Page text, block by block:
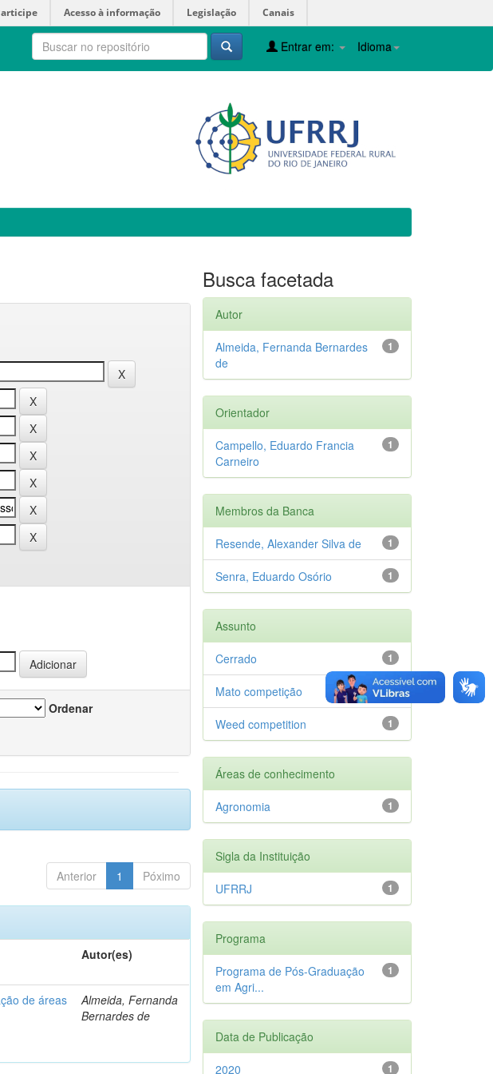
Acesso à informação Legislação Canais
Idioma
Entrar em:
Ordenar
Anterior 1 Póximo
Autor(es)
de áreas
Almeida, Fernanda
Bernardes de
Busca facetada
Autor
1
Almeida, Fernanda Bernardes
de
Orientador
1
Campello, Eduardo Francia
Carneiro
Membros da Banca
1
Resende, Alexander Silva de
1
Senra, Eduardo Osório
Assunto
1
Cerrado
1
Mato competição
1
Weed competition
Áreas de conhecimento
1
Agronomia
Sigla da Instituição
1
UFRRJ
Programa
1
Programa de Pós-Graduação
em Agri...
Data de Publicação
1
2020